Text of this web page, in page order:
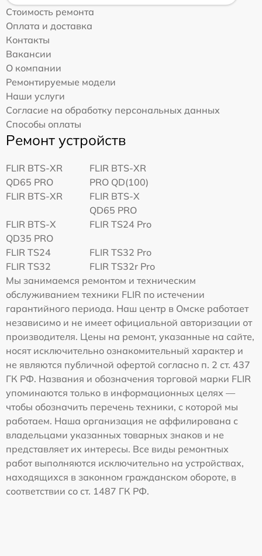
Стоимость ремонта
Оплата и доставка
Контакты
Вакансии
О компании
Ремонтируемые модели
Наши услуги
Согласие на обработку персональных данных
Способы оплаты
Ремонт устройств
FLIR BTS-XR
QD65 PRO
FLIR BTS-XR
PRO QD(100)
FLIR BTS-XR
FLIR BTS-X
QD65 PRO
FLIR BTS-X
QD35 PRO
FLIR TS24 Pro
FLIR TS24
FLIR TS32 Pro
FLIR TS32
FLIR TS32r Pro
Мы занимаемся ремонтом и техническим
обслуживанием техники FLIR по истечении
гарантийного периода. Наш центр в Омске работает
независимо и не имеет официальной авторизации от
производителя. Цены на ремонт, указанные на сайте,
носят исключительно ознакомительный характер и
не являются публичной офертой согласно п. 2 ст. 437
ГК РФ. Названия и обозначения торговой марки FLIR
упоминаются только в информационных целях —
чтобы обозначить перечень техники, с которой мы
работаем. Наша организация не аффилирована с
владельцами указанных товарных знаков и не
представляет их интересы. Все виды ремонтных
работ выполняются исключительно на устройствах,
находящихся в законном гражданском обороте, в
соответствии со ст. 1487 ГК РФ.